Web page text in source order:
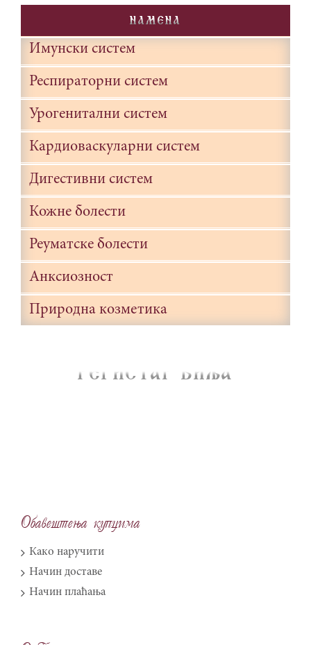
NAMENA
Имунски систем
Респираторни систем
Урогенитални систем
Кардиоваскуларни систем
Дигестивни систем
Кожне болести
Реуматске болести
Анксиозност
Природна козметика
REGISTAR BIQA
Obave{tewa kupcima
Како наручити
Начин доставе
Начин плаћања